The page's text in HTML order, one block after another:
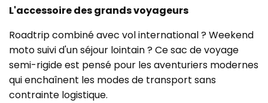
L'accessoire des grands voyageurs
Roadtrip combiné avec vol international ? Weekend
moto suivi d'un séjour lointain ? Ce sac de voyage
semi-rigide est pensé pour les aventuriers modernes
qui enchaînent les modes de transport sans
contrainte logistique.